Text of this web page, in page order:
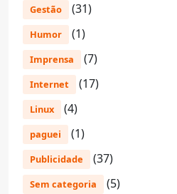
Gestão (31)
Humor (1)
Imprensa (7)
Internet (17)
Linux (4)
paguei (1)
Publicidade (37)
Sem categoria (5)